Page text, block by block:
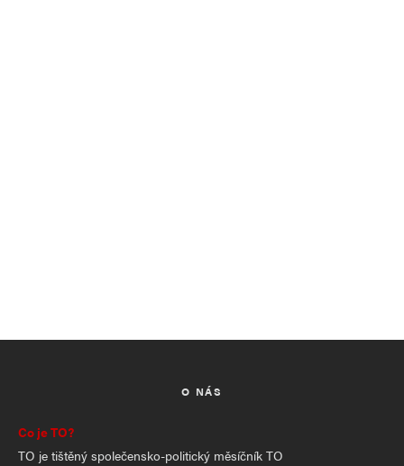
O NÁS
Co je TO?
TO je tištěný společensko-politický měsíčník TO